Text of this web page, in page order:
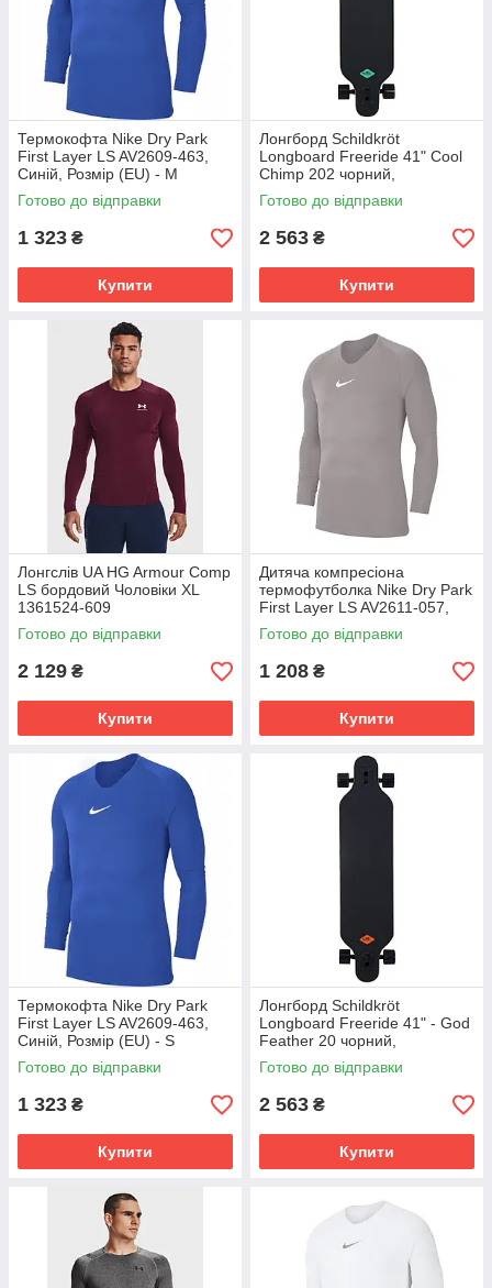
Термокофта Nike Dry Park
First Layer LS AV2609-463,
Синій, Розмір (EU) - M
Готово до відправки
1 323 ₴
Купити
Лонгборд Schildkröt
Longboard Freeride 41" Cool
Chimp 202 чорний,
мультиколор Унісекс Max:100
кг 510690
Готово до відправки
2 563 ₴
Купити
Лонгслів UA HG Armour Comp
LS бордовий Чоловіки XL
1361524-609
Готово до відправки
2 129 ₴
Купити
Дитяча компресіона
термофутболка Nike Dry Park
First Layer LS AV2611-057,
Сірий, Розмір (EU) - 164cm
Готово до відправки
1 208 ₴
Купити
Термокофта Nike Dry Park
First Layer LS AV2609-463,
Синій, Розмір (EU) - S
Готово до відправки
1 323 ₴
Купити
Лонгборд Schildkröt
Longboard Freeride 41" - God
Feather 20 чорний,
мультиколор Унісекс Max:100
кг 510691
Готово до відправки
2 563 ₴
Купити